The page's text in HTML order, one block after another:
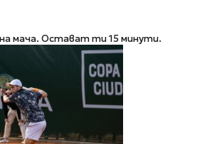
на мача. Остават ти 15 минути.